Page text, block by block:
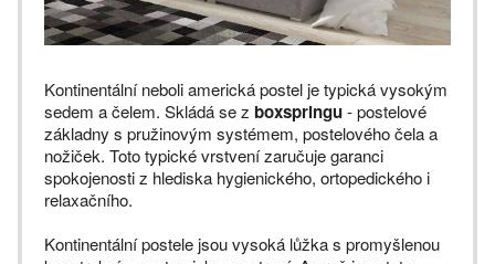
Kontinentální neboli americká postel je typická vysokým
sedem a čelem. Skládá se z boxspringu-postelové
základny s pružinovým systémem, postelového čela a
nožiček. Toto typické vrstvení zaručuje garanci
spokojenosti z hlediska hygienického, ortopedického i
relaxačního.
Kontinentální postele jsou vysoká lůžka s promyšlenou